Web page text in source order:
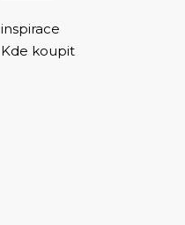
inspirace
Kde koupit